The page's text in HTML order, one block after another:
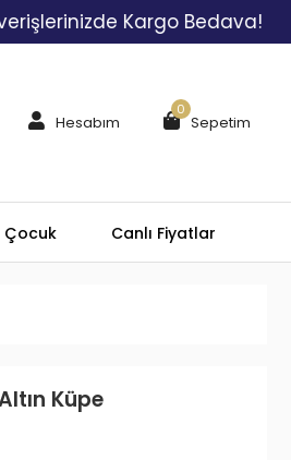
Kargo Bedava!
Hesabım Sepetim
0
Çocuk Canlı Fiyatlar
Küpe